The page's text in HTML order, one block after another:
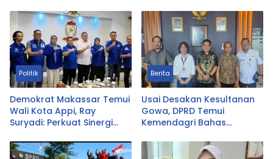
Seluruh Kelurahan
Politik
Demokrat Makassar Temui
Wali Kota Appi, Ray
Suryadi: Perkuat Sinergi
Berita
Usai Desakan Kesultanan
Gowa, DPRD Temui
Kemendagri Bahas